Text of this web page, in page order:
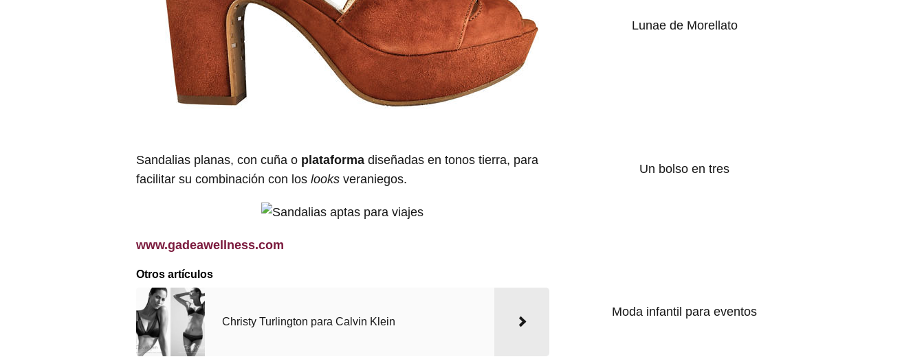
Sandalias planas, con cuña o plataforma diseñadas en tonos tierra, para
facilitar su combinación con los looks veraniegos.
www.gadeawellness.com
Otros artículos
Christy Turlington para Calvin Klein
Lunae de Morellato
Un bolso en tres
Moda infantil para eventos